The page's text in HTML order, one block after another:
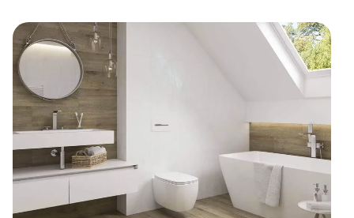
KONTAKT
PL